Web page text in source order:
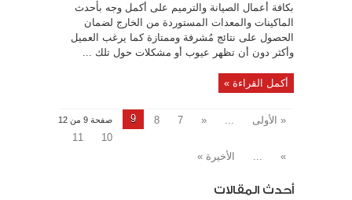
بكافة أعمال الصيانة والترميم على أكمل وجه بأحدث
الماكينات والمعدات المستوردة من الخارج لضمان
الحصول على نتائج مُشرفة وممتازة كما يرغب العميل
وأكثر دون أن تظهر عيوب أو مشكلات حول تلك ...
أكمل القراءة »
صفحة 9 من 12 « الأولى ...
«
7
8
9
10
11
»
... الأخيرة »
أحدث المقالات